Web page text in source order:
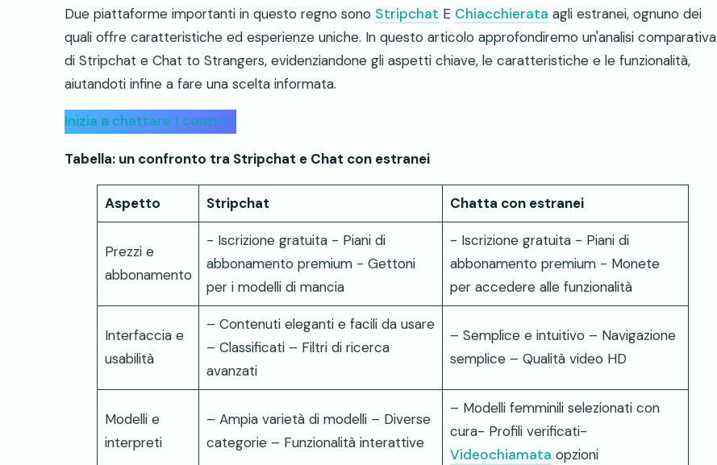
Due piattaforme importanti in questo regno sono Stripchat E Chiacchierata agli estranei, ognuno dei
quali offre caratteristiche ed esperienze uniche. In questo articolo approfondiremo un'analisi comparativa
di Stripchat e Chat to Strangers, evidenziandone gli aspetti chiave, le caratteristiche e le funzionalità,
aiutandoti infine a fare una scelta informata.
Inizia a chattare 1 contro 1
Tabella: un confronto tra Stripchat e Chat con estranei
Aspetto Stripchat Chatta con estranei
Prezzi e
abbonamento
- Iscrizione gratuita - Piani di
abbonamento premium - Gettoni
per i modelli di mancia
- Iscrizione gratuita - Piani di
abbonamento premium - Monete
per accedere alle funzionalità
Interfaccia e
usabilità
– Contenuti eleganti e facili da usare
– Classificati – Filtri di ricerca
avanzati
– Semplice e intuitivo – Navigazione
semplice – Qualità video HD
Modelli e
interpreti
– Ampia varietà di modelli – Diverse
categorie – Funzionalità interattive
– Modelli femminili selezionati con
cura- Profili verificati-
Videochiamata opzioni